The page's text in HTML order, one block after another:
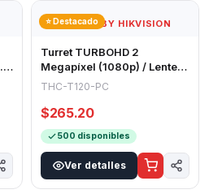
⭐ Destacado
HILOOK BY HIKVISION
Turret TURBOHD 2
Megapíxel (1080p) / Lente
2.8 mm / 20 mts IR EXIR / 4
THC-T120-PC
$265.20
500 disponibles
Ver detalles